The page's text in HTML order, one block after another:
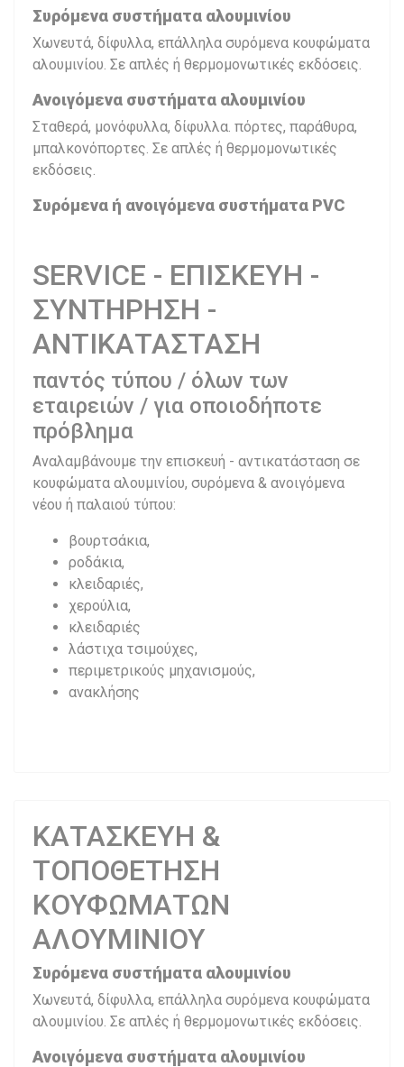
Συρόμενα συστήματα αλουμινίου
Χωνευτά, δίφυλλα, επάλληλα συρόμενα κουφώματα
αλουμινίου. Σε απλές ή θερμομονωτικές εκδόσεις.
Ανοιγόμενα συστήματα αλουμινίου
Σταθερά, μονόφυλλα, δίφυλλα. πόρτες, παράθυρα,
μπαλκονόπορτες. Σε απλές ή θερμομονωτικές
εκδόσεις.
Συρόμενα ή ανοιγόμενα συστήματα PVC
SERVICE - ΕΠΙΣΚΕΥΗ -
ΣΥΝΤΗΡΗΣΗ -
ΑΝΤΙΚΑΤΑΣΤΑΣΗ
παντός τύπου / όλων των
εταιρειών / για οποιοδήποτε
πρόβλημα
Αναλαμβάνουμε την επισκευή - αντικατάσταση σε
κουφώματα αλουμινίου, συρόμενα & ανοιγόμενα
νέου ή παλαιού τύπου:
βουρτσάκια,
ροδάκια,
κλειδαριές,
χερούλια,
κλειδαριές
λάστιχα τσιμούχες,
περιμετρικούς μηχανισμούς,
ανακλήσης
ΚΑΤΑΣΚΕΥΗ &
ΤΟΠΟΘΕΤΗΣΗ
ΚΟΥΦΩΜΑΤΩΝ
ΑΛΟΥΜΙΝΙΟΥ
Συρόμενα συστήματα αλουμινίου
Χωνευτά, δίφυλλα, επάλληλα συρόμενα κουφώματα
αλουμινίου. Σε απλές ή θερμομονωτικές εκδόσεις.
Ανοιγόμενα συστήματα αλουμινίου